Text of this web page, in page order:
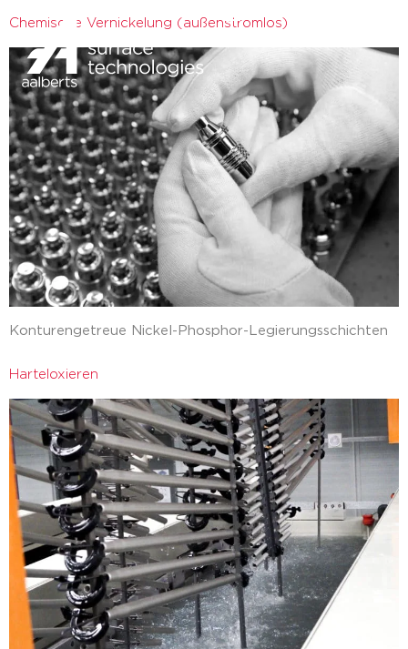
Chemische Vernickelung (außenstromlos)
Konturengetreue Nickel-Phosphor-Legierungsschichten
Harteloxieren